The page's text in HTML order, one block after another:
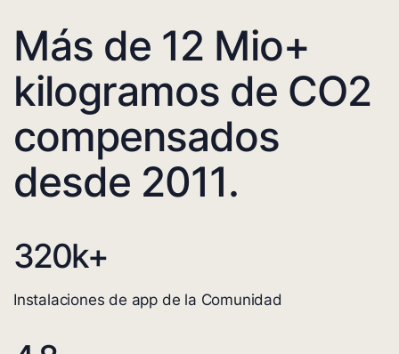
Más de 12 Mio+
kilogramos de CO2
compensados
desde 2011.
320k+
Instalaciones de app de la Comunidad